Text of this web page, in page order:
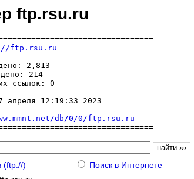
ftp.rsu.ru
ftp.rsu.ru
2,813
214
ссылок: 0
апреля 12:19:33 2023
db/0/0/ftp.rsu.ru
(ftp://)
Поиск в Интернете